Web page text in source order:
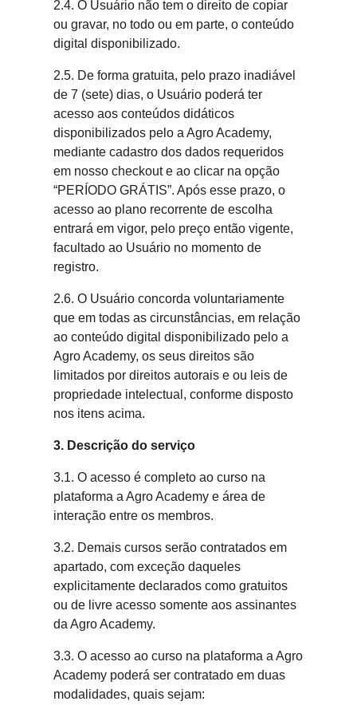
2.4. O Usuário não tem o direito de copiar
ou gravar, no todo ou em parte, o conteúdo
digital disponibilizado.
2.5. De forma gratuita, pelo prazo inadiável
de 7 (sete) dias, o Usuário poderá ter
acesso aos conteúdos didáticos
disponibilizados pelo a Agro Academy,
mediante cadastro dos dados requeridos
em nosso checkout e ao clicar na opção
“PERÍODO GRÁTIS”. Após esse prazo, o
acesso ao plano recorrente de escolha
entrará em vigor, pelo preço então vigente,
facultado ao Usuário no momento de
registro.
2.6. O Usuário concorda voluntariamente
que em todas as circunstâncias, em relação
ao conteúdo digital disponibilizado pelo a
Agro Academy, os seus direitos são
limitados por direitos autorais e ou leis de
propriedade intelectual, conforme disposto
nos itens acima.
3. Descrição do serviço
3.1. O acesso é completo ao curso na
plataforma a Agro Academy e área de
interação entre os membros.
3.2. Demais cursos serão contratados em
apartado, com exceção daqueles
explicitamente declarados como gratuitos
ou de livre acesso somente aos assinantes
da Agro Academy.
3.3. O acesso ao curso na plataforma a Agro
Academy poderá ser contratado em duas
modalidades, quais sejam: